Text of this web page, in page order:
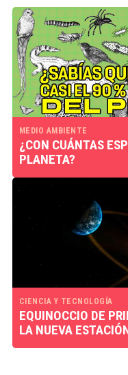
MEDIO AMBIENTE
¿CON CUÁNTAS
PLANETA?
CIENCIA Y TECNOLOGÍA
EQUINOCCIO DE
LA NUEVA